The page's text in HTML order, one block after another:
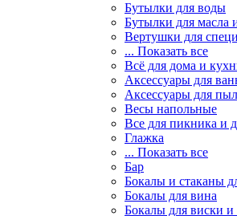
Бутылки для воды
Бутылки для масла
Вертушки для
... Показать все
Всё для дома и
Аксессуары для
Аксессуары для
Весы напольные
Все для пикника и
Глажка
... Показать все
Бар
Бокалы и стаканы
Бокалы для вина
Бокалы для виски и